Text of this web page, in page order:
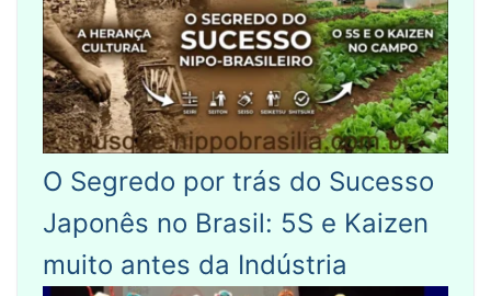
O Segredo por trás do Sucesso
Japonês no Brasil: 5S e Kaizen
muito antes da Indústria